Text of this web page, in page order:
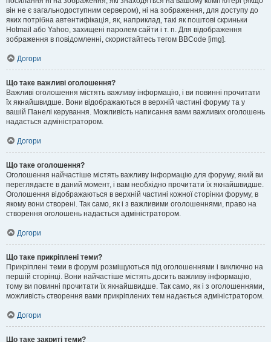
він не є загальнодоступним сервером), ні на зображення, для доступу до
яких потрібна автентифікація, як, наприклад, такі як поштові скриньки
Hotmail або Yahoo, захищені паролем сайти і т. п. Для відображення
зображення в повідомленні, скористайтесь тегом BBCode [img].
Догори
Що таке важливі оголошення?
Важливі оголошення містять важливу інформацію, і ви повинні прочитати
їх якнайшвидше. Вони відображаються в верхній частині форуму та у
вашій Панелі керування. Можливість написання вами важливих оголошень
надається адміністратором.
Догори
Що таке оголошення?
Оголошення найчастіше містять важливу інформацію для форуму, який ви
переглядаєте в даний момент, і вам необхідно прочитати їх якнайшвидше.
Оголошення відображаються в верхній частині кожної сторінки форуму, в
якому вони створені. Так само, як і з важливими оголошеннями, право на
створення оголошень надається адміністратором.
Догори
Що таке прикріплені теми?
Прикріплені теми в форумі розміщуються під оголошеннями і виключно на
першій сторінці. Вони найчастіше містять досить важливу інформацію,
тому ви повинні прочитати їх якнайшвидше. Так само, як і з оголошеннями,
можливість створення вами прикріплених тем надається адміністратором.
Догори
Що таке закриті теми?